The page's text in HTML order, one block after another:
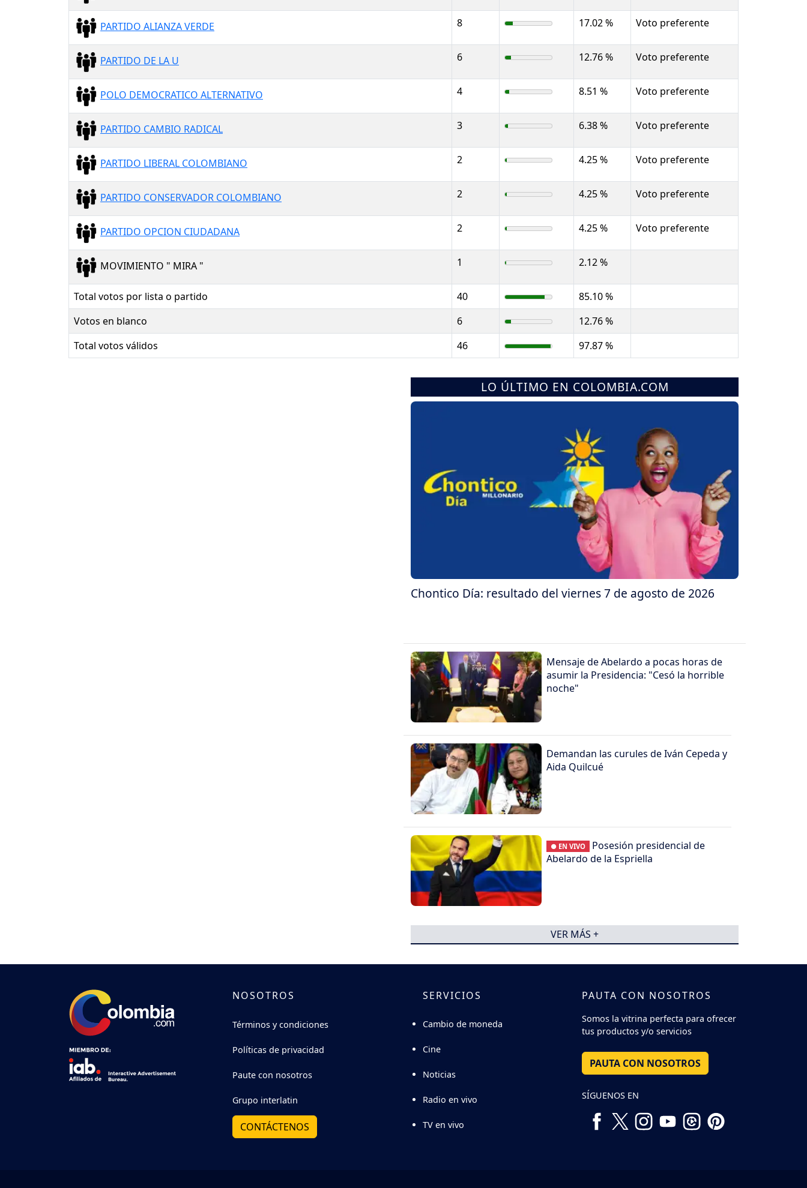
PARTIDO ALIANZA VERDE 8 17.02 % Voto preferente
PARTIDO DE LA U 6 12.76 % Voto preferente
POLO DEMOCRATICO ALTERNATIVO 4 8.51 % Voto preferente
PARTIDO CAMBIO RADICAL 3 6.38 % Voto preferente
PARTIDO LIBERAL COLOMBIANO 2 4.25 % Voto preferente
PARTIDO CONSERVADOR COLOMBIANO 2 4.25 % Voto preferente
PARTIDO OPCION CIUDADANA 2 4.25 % Voto preferente
MOVIMIENTO " MIRA " 1 2.12 %
Total votos por lista o partido 40
85.10 %
Votos en blanco
6
12.76 %
Total votos válidos
46 97.87 %
LO ÚLTIMO EN COLOMBIA.COM
Chontico Día: resultado del viernes 7 de agosto de 2026
Mensaje de Abelardo a pocas horas de
asumir la Presidencia: "Cesó la horrible
noche"
Demandan las curules de Iván Cepeda y
Aida Quilcué
● EN VIVO
Posesión presidencial de
Abelardo de la Espriella
VER MÁS +
NOSOTROS
Términos y condiciones
Políticas de privacidad
Paute con nosotros
Grupo interlatin
CONTÁCTENOS
SERVICIOS
Cambio de moneda
Cine
Noticias
Radio en vivo
TV en vivo
PAUTA CON NOSOTROS
Somos la vitrina perfecta para ofrecer
tus productos y/o servicios
PAUTA CON NOSOTROS
SÍGUENOS EN